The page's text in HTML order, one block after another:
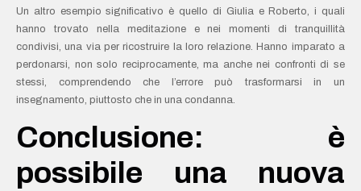
Un altro esempio significativo è quello di Giulia e Roberto, i quali
hanno trovato nella meditazione e nei momenti di tranquillità
condivisi, una via per ricostruire la loro relazione. Hanno imparato a
perdonarsi, non solo reciprocamente, ma anche nei confronti di se
stessi, comprendendo che l’errore può trasformarsi in un
insegnamento, piuttosto che in una condanna.
Conclusione: è
possibile una nuova